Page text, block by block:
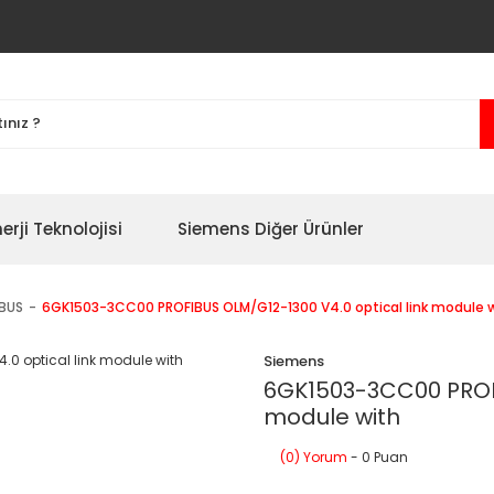
Teknolojisi Siemens Diğer Ürünler
6GK1503-3CC00 PROFIBUS OLM/G12-1300 V4.0 optical link module
Siemens
6GK1503-3CC00
module with
(0) Yorum - 0 Puan